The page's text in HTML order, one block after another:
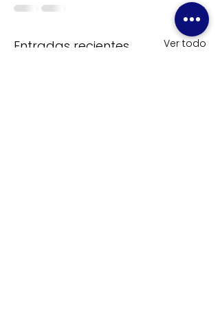
Entradas recientes Ver todo